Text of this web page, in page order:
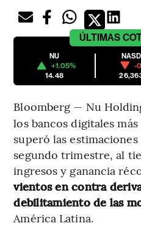
ÚLTIMAS
NU
+1.05%
14.48
-
Bloomberg — Nu
los bancos digitales
superó las
segundo trimestre, al
ingresos y ganancia
vientos en contra
debilitamiento de las
América Latina.